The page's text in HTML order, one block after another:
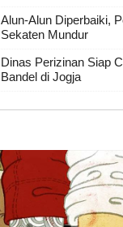
Alun-Alun Diperbaiki,
Sekaten Mundur
Dinas Perizinan Siap
Bandel di Jogja